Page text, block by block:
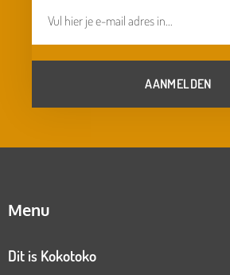
AANMELDEN
Menu
Dit is Kokotoko